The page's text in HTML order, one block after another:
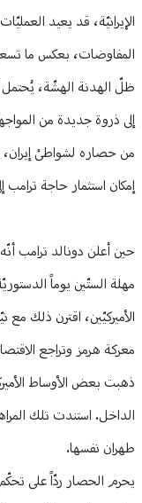
الإيرانيّة، قد يعيد
المفاوضات، بعكس ما
ظلّ الهدنة الهشّة، يُحتمل
إلى ذروة جديدة من
من حصاره لشواطئ إيران،
إمكان استثمار حاجة
حين أعلن دونالد ترامب
مهلة الستّين يوماً
الأميركيّين، اقترن ذلك مع
معركة هرمز وتراجع
ذهبت بعض الأوساط
الداخل. استندت تلك
طهران نفسها.